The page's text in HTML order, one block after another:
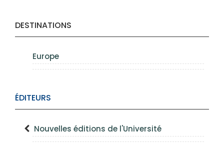
DESTINATIONS
Europe
ÉDITEURS
Nouvelles éditions de l'Université